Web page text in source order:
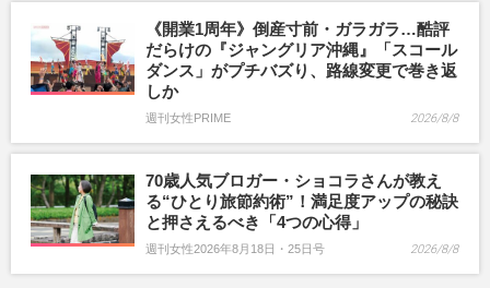
《開業1周年》倒産寸前・ガラガラ…酷評
だらけの『ジャングリア沖縄』「スコール
ダンス」がプチバズり、路線変更で巻き返
しか
週刊女性PRIME 2026/8/8
70歳人気ブロガー・ショコラさんが教え
る“ひとり旅節約術”！満足度アップの秘訣
と押さえるべき「4つの心得」
週刊女性2026年8月18日・25日号 2026/8/8